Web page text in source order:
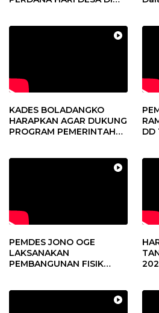
KADES BOLADANGKO
HARAPKAN AGAR DUKUNG
PROGRAM PEMERINTAH
DD
PEMDES JONO OGE
LAKSANAKAN
PEMBANGUNAN FISIK